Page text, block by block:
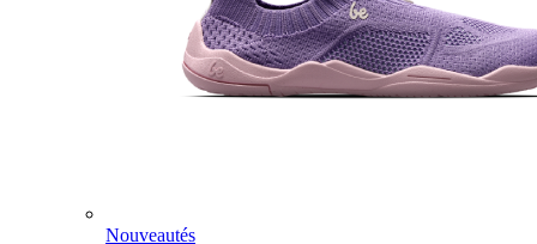
Nouveautés